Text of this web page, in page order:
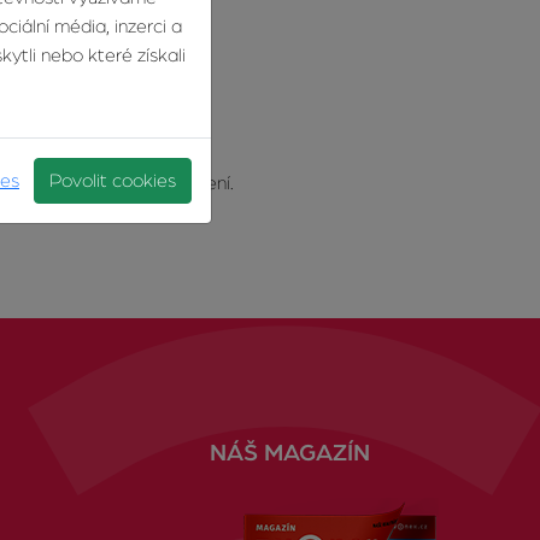
vstupního školení.
NÁŠ MAGAZÍN
média, inzerci a
nebo které získali
Povolit cookies